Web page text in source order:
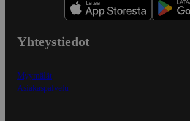
Yhteystiedot
Myymälät
Asiakaspalvelu